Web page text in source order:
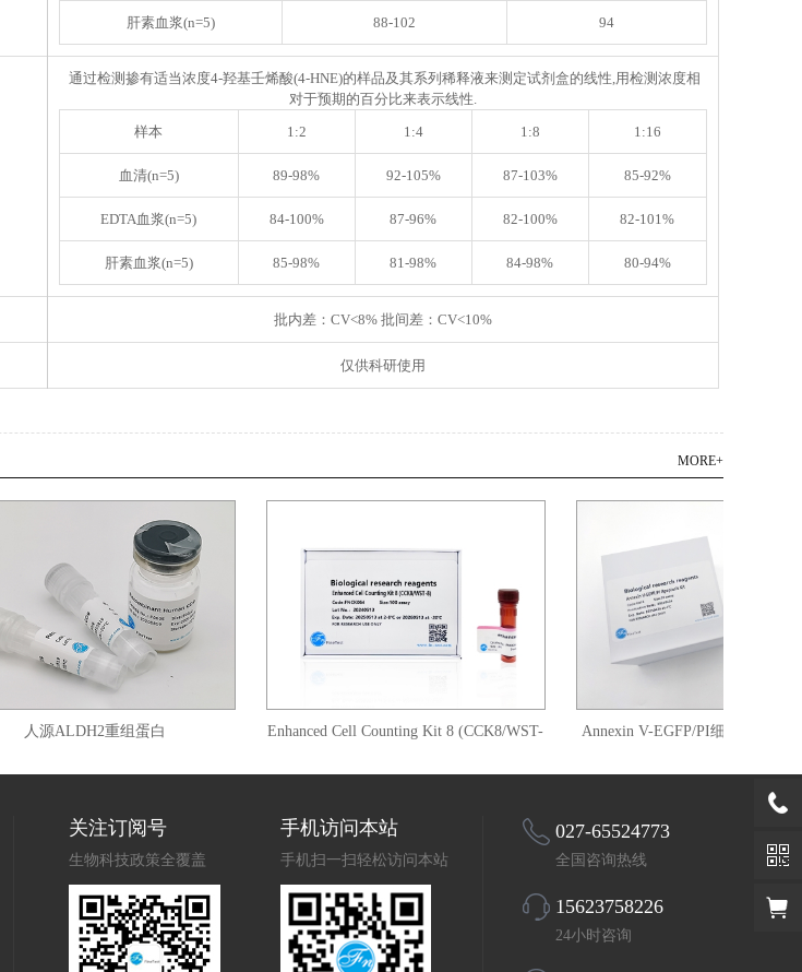
肝素血浆(n=5) 88-102 94
通过检测掺有适当浓度4-羟基壬烯酸(4-HNE)的样品及其系列稀释液来测定试剂盒的线性,用检测浓度相
对于预期的百分比来表示线性.
样本
1:2 1:4 1:8 1:16
血清(n=5) 89-98% 92-105% 87-103% 85-92%
EDTA血浆(n=5) 84-100% 87-96% 82-100% 82-101%
肝素血浆(n=5) 85-98% 81-98% 84-98% 80-94%
批内差：CV<8% 批间差：CV<10%
仅供科研使用
MORE+
人源ALDH2重组蛋白 Enhanced Cell Counting Kit 8 (CCK8/WST-
8)
Annexin V-EGFP/PI细胞凋亡检测试
关注订阅号
生物科技政策全覆盖
手机访问本站
手机扫一扫轻松访问本站
027-65524773
全国咨询热线
15623758226
24小时咨询